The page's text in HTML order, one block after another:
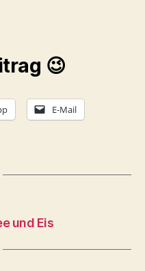
😉
E-Mail
und Eis